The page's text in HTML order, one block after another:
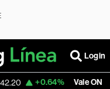
Login
Vale ON 76.03 -